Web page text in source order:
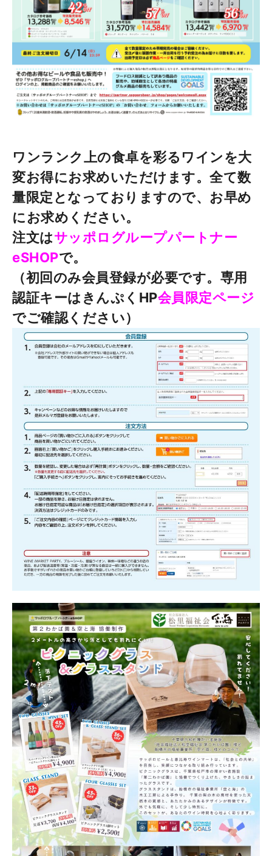
ワンランク上の食卓を彩るワインを大
変お得にお求めいただけます。全て数
量限定となっておりますので、お早め
にお求めください。
注文はサッポログループパートナー
eSHOPで。
（初回のみ会員登録が必要です。専用
認証キーはきんぷくHP会員限定ページ
でご確認ください）